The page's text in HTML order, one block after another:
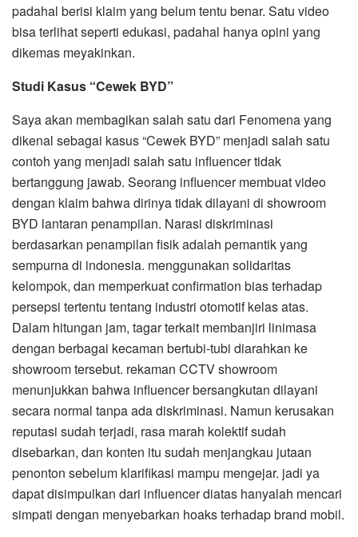
padahal berisi klaim yang belum tentu benar. Satu video
bisa terlihat seperti edukasi, padahal hanya opini yang
dikemas meyakinkan.
Studi Kasus “Cewek BYD”
Saya akan membagikan salah satu dari Fenomena yang
dikenal sebagai kasus “Cewek BYD” menjadi salah satu
contoh yang menjadi salah satu influencer tidak
bertanggung jawab. Seorang influencer membuat video
dengan klaim bahwa dirinya tidak dilayani di showroom
BYD lantaran penampilan. Narasi diskriminasi
berdasarkan penampilan fisik adalah pemantik yang
sempurna di indonesia. menggunakan solidaritas
kelompok, dan memperkuat confirmation bias terhadap
persepsi tertentu tentang industri otomotif kelas atas.
Dalam hitungan jam, tagar terkait membanjiri linimasa
dengan berbagai kecaman bertubi-tubi diarahkan ke
showroom tersebut. rekaman CCTV showroom
menunjukkan bahwa influencer bersangkutan dilayani
secara normal tanpa ada diskriminasi. Namun kerusakan
reputasi sudah terjadi, rasa marah kolektif sudah
disebarkan, dan konten itu sudah menjangkau jutaan
penonton sebelum klarifikasi mampu mengejar. jadi ya
dapat disimpulkan dari influencer diatas hanyalah mencari
simpati dengan menyebarkan hoaks terhadap brand mobil.